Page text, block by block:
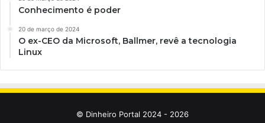
Conhecimento é poder
20 de março de 2024
O ex-CEO da Microsoft, Ballmer, revê a tecnologia
Linux
© Dinheiro Portal 2024 - 2026